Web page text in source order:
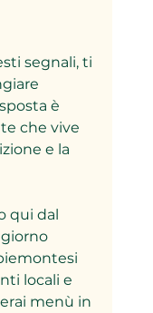
segnali, ti
è
che vive
e la
qui dal
giorno
locali e
menù in